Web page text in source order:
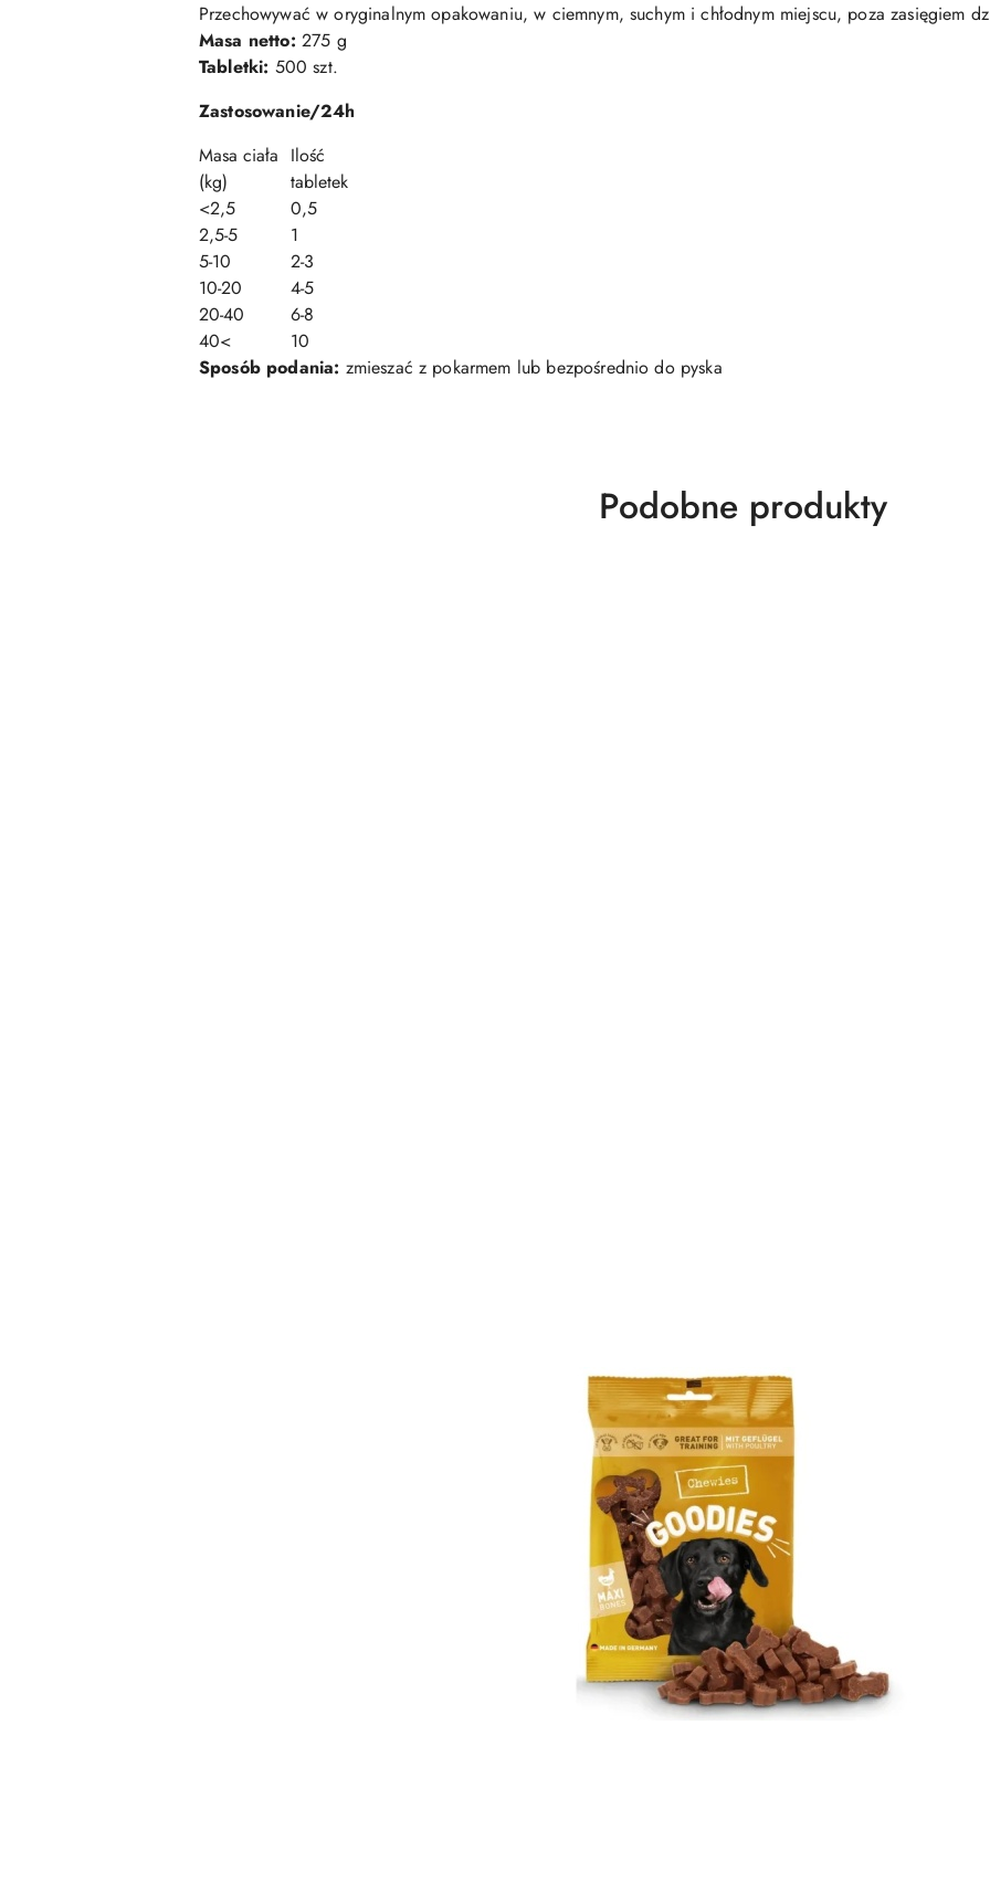
Przechowywać w oryginalnym opakowaniu, w ciemnym, suchym i chłodnym miejscu, poza zasięgiem
Masa netto: 275 g
Tabletki: 500 szt.
Zastosowanie/24h
Masa ciała
(kg)
Ilość
tabletek
<2,5
0,5
2,5-5
1
5-10
2-3
10-20
4-5
20-40
6-8
40<
10
Sposób podania: zmieszać z pokarmem lub bezpośrednio do pyska
Produkty
Podobne produkty